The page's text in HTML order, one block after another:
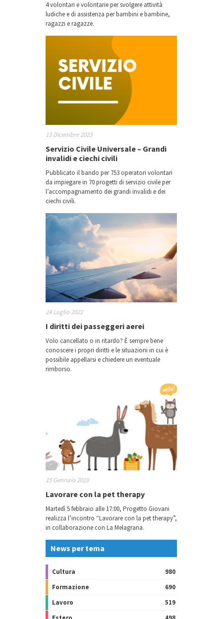
4 volontari e volontarie per svolgere attività
ludiche e di assistenza per bambini e bambine,
ragazzi e ragazze.
13 Dicembre 2023
Servizio Civile Universale – Grandi
invalidi e ciechi civili
Pubblicato il bando per 753 operatori volontari
da impiegare in 70 progetti di servizio civile per
l’accompagnamento dei grandi invalidi e dei
ciechi civili.
24 Luglio 2022
I diritti dei passeggeri aerei
Volo cancellato o in ritardo? È sempre bene
conoscere i propri diritti e le situazioni in cui è
possibile appellarsi e chiedere un eventuale
rimborso.
15 Gennaio 2019
Lavorare con la pet therapy
Martedì 5 febbraio alle 17:00, Progetto Giovani
realizza l’incontro “Lavorare con la pet therapy”,
in collaborazione con La Melagrana.
News per tema
Cultura
980
Formazione
690
Lavoro
519